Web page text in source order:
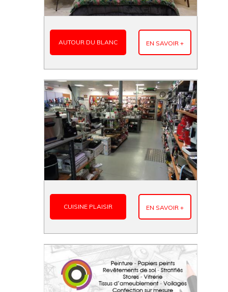
AUTOUR DU BLANC EN SAVOIR +
CUISINE PLAISIR EN SAVOIR +